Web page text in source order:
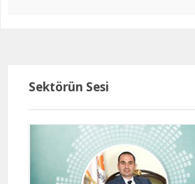
Sektörün Sesi